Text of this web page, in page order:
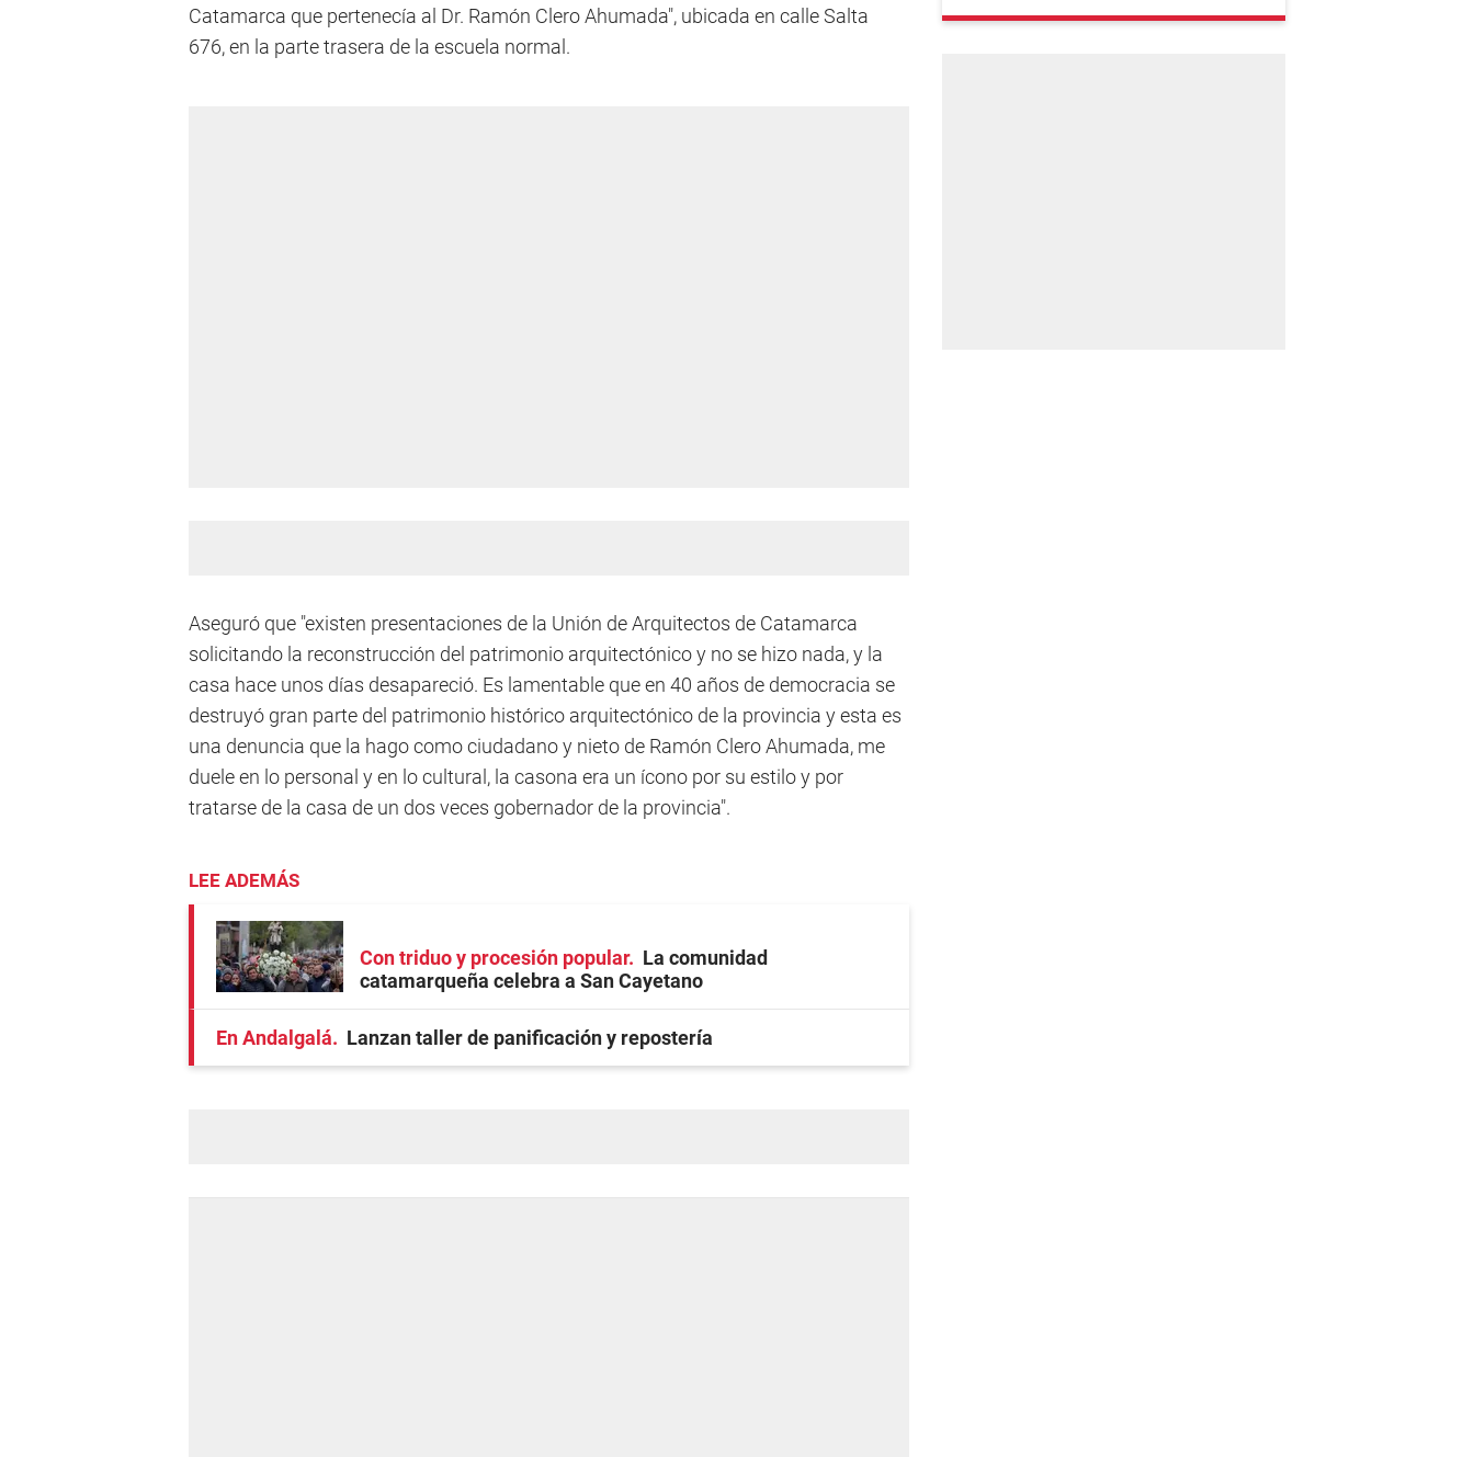
Catamarca que pertenecía al Dr. Ramón Clero Ahumada", ubicada en calle Salta
676, en la parte trasera de la escuela normal.
Aseguró que "existen presentaciones de la Unión de Arquitectos de Catamarca
solicitando la reconstrucción del patrimonio arquitectónico y no se hizo nada, y la
casa hace unos días desapareció. Es lamentable que en 40 años de democracia se
destruyó gran parte del patrimonio histórico arquitectónico de la provincia y esta es
una denuncia que la hago como ciudadano y nieto de Ramón Clero Ahumada, me
duele en lo personal y en lo cultural, la casona era un ícono por su estilo y por
tratarse de la casa de un dos veces gobernador de la provincia".
LEE ADEMÁS
Con triduo y procesión popular
La comunidad
catamarqueña celebra a San Cayetano
En Andalgalá Lanzan taller de panificación y repostería